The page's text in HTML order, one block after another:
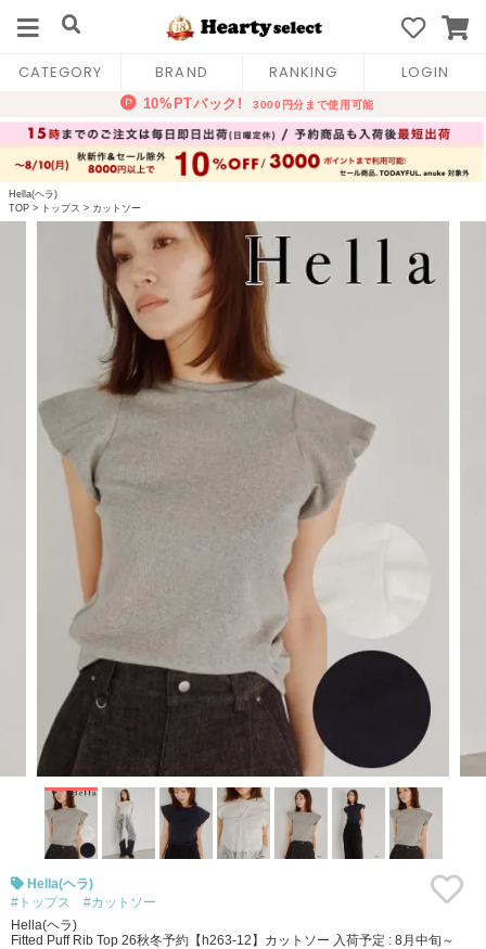
CATEGORY BRAND RANKING LOGIN
Hella(ヘラ)
TOP > トップス > カットソー
Hella(ヘラ)
#トップス
#カットソー
Hella(ヘラ)
Fitted Puff Rib Top 26秋冬予約【h263-12】カットソー 入荷予定 : 8月中旬～